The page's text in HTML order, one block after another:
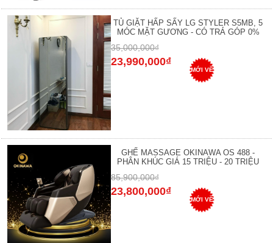
TỦ GIẶT HẤP SẤY LG STYLER S5MB, 5
MÓC MẶT GƯƠNG - CÓ TRẢ GÓP 0%
35,000,000₫
23,990,000₫
MỚI VỀ
GHẾ MASSAGE OKINAWA OS 488 -
PHÂN KHÚC GIÁ 15 TRIỆU - 20 TRIỆU
85,900,000₫
23,800,000₫
MỚI VỀ